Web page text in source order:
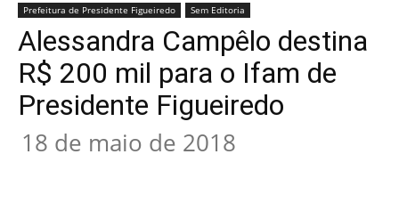
Prefeitura de Presidente Figueiredo Sem Editoria
Alessandra Campêlo destina
R$ 200 mil para o Ifam de
Presidente Figueiredo
18 de maio de 2018